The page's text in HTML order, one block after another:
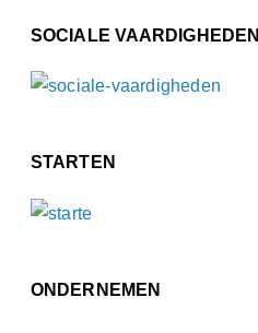
SOCIALE VAARDIGHEDEN
STARTEN
ONDERNEMEN